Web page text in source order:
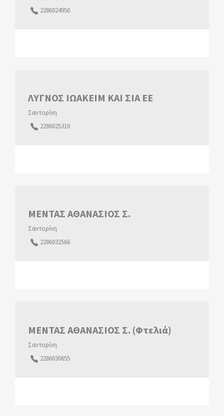
2286024950
ΛΥΓΝΟΣ ΙΩΑΚΕΙΜ ΚΑΙ ΣΙΑ ΕΕ
Σαντορίνη
2286025310
ΜΕΝΤΑΣ ΑΘΑΝΑΣΙΟΣ Σ.
Σαντορίνη
2286032566
ΜΕΝΤΑΣ ΑΘΑΝΑΣΙΟΣ Σ. (Φτελιά)
Σαντορίνη
2286030655